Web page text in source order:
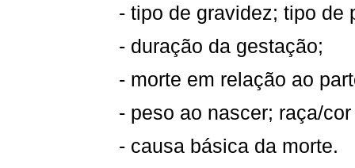
- tipo de gravidez; tipo de
- duração da gestação;
- morte em relação ao
- peso ao nascer; raça/
- causa básica da morte.